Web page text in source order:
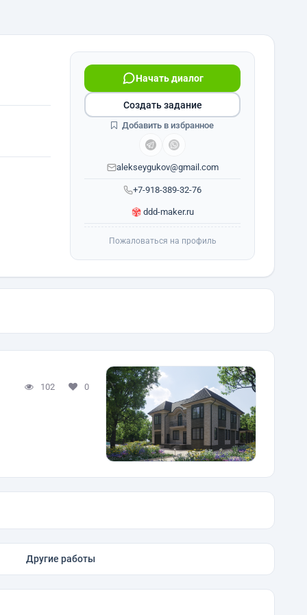
+7-918-389-32-76
Начать диалог
alekseygukov@gmail.com
ddd-maker.ru
Создать задание
Добавить в избранное
Пожаловаться на профиль
102 0
Другие работы